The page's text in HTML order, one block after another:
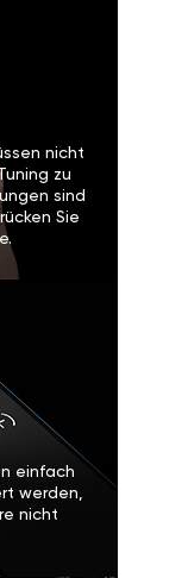
nicht
zu
sind
Sie
einfach
werden,
nicht